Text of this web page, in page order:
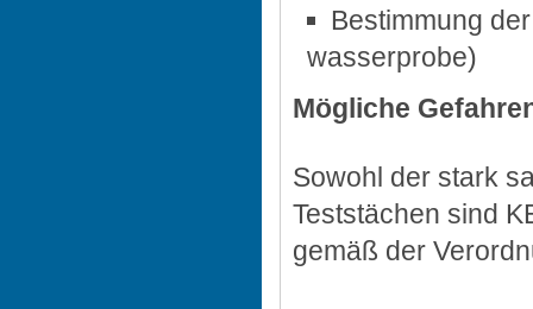
Bestimmung
wasserprobe)
Mögliche
Sowohl der stark
Teststächen sind
gemäß der